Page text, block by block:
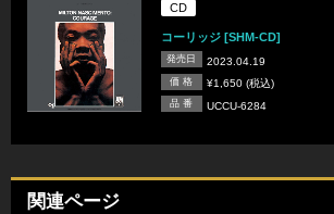
CD
コーリッジ [SHM-CD]
発売日 2023.04.19
価 格 ¥1,650 (税込)
品 番 UCCU-6284
関連ページ